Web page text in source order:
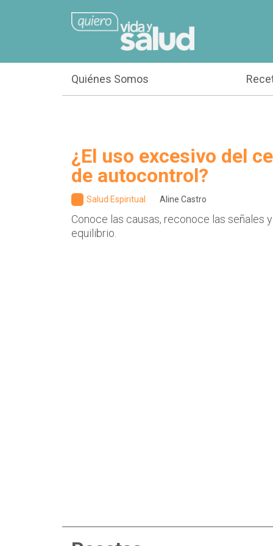
Quiénes Somos
¿El uso excesivo del
de autocontrol?
Salud Espiritual Aline Castro
Conoce las causas, reconoce las señales
equilibrio.